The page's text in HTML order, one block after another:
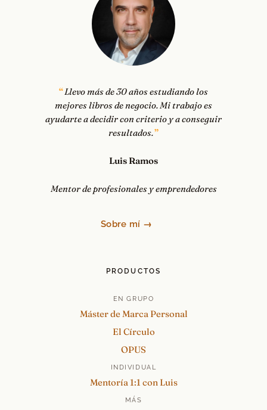
Llevo más de 30 años estudiando los
mejores libros de negocio. Mi trabajo es
ayudarte a decidir con criterio y a conseguir
resultados.
Luis Ramos
Mentor de profesionales y emprendedores
Sobre mí →
PRODUCTOS
EN GRUPO
Máster de Marca Personal
El Círculo
OPUS
INDIVIDUAL
Mentoría 1:1 con Luis
MÁS